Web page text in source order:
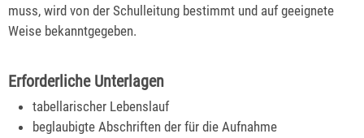
muss, wird von der Schulleitung bestimmt und auf geeignete
Weise bekanntgegeben.
Erforderliche Unterlagen
tabellarischer Lebenslauf
beglaubigte Abschriften der für die Aufnahme